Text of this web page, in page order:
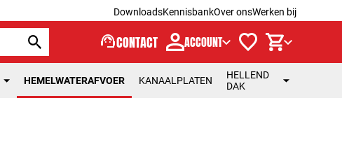
DownloadsKennisbankOver onsWerken bij
support_agentCONTACT ACCOUNT
HEMELWATERAFVOER KANAALPLATEN
HELLEND
DAK